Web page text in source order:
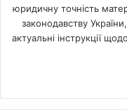
юридичну точність
законодавству
актуальні інструкції